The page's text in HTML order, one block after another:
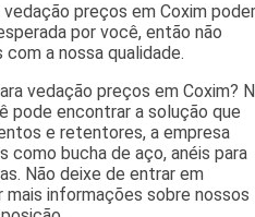
preços em Coxim
por você, então não
a nossa qualidade.
vedação preços em Coxim?
pode encontrar a solução que
e retentores, a empresa
bucha de aço, anéis para
Não deixe de entrar em
informações sobre nossos